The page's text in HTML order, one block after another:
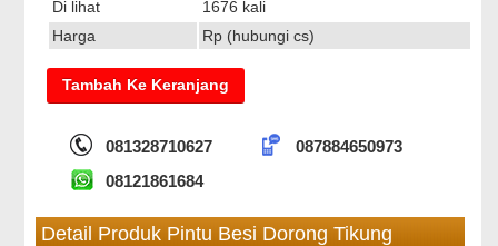
Di lihat
1676 kali
Harga
Rp (hubungi cs)
081328710627
087884650973
08121861684
Detail Produk Pintu Besi Dorong Tikung